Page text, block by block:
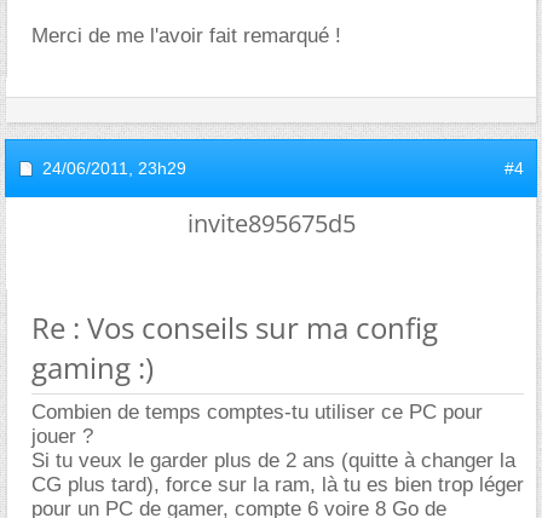
Merci de me l'avoir fait remarqué !
24/06/2011, 23h29 #4
invite895675d5
Re : Vos conseils sur ma config
gaming :)
Combien de temps comptes-tu utiliser ce PC pour
jouer ?
Si tu veux le garder plus de 2 ans (quitte à changer la
CG plus tard), force sur la ram, là tu es bien trop léger
pour un PC de gamer, compte 6 voire 8 Go de